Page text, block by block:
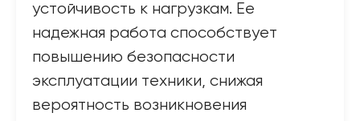
устойчивость к нагрузкам. Ее
надежная работа способствует
повышению безопасности
эксплуатации техники, снижая
вероятность возникновения